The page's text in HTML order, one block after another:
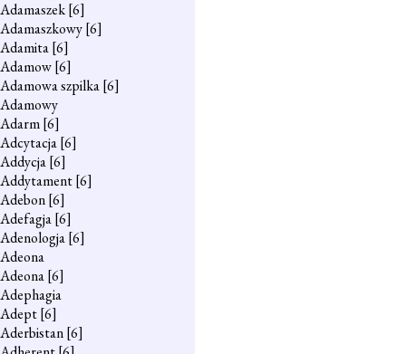
Adamaszek[6]
Adamaszkowy[6]
Adamita[6]
Adamow[6]
Adamowa szpilka[6]
Adamowy
Adarm[6]
Adcytacja[6]
Addycja[6]
Addytament[6]
Adebon[6]
Adefagja[6]
Adenologja[6]
Adeona
Adeona[6]
Adephagia
Adept[6]
Aderbistan[6]